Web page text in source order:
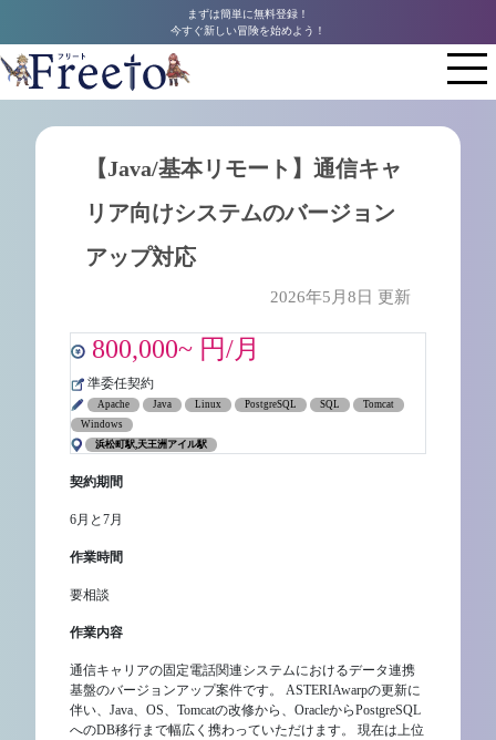
まずは簡単に無料登録！
今すぐ新しい冒険を始めよう！
【Java/基本リモート】通信キャ
リア向けシステムのバージョン
アップ対応
2026年5月8日 更新
800,000~ 円/月
準委任契約
Apache Java Linux PostgreSQL SQL
Tomcat
Windows
浜松町駅,天王洲アイル駅
契約期間
6月と7月
作業時間
要相談
作業内容
通信キャリアの固定電話関連システムにおけるデータ連携
基盤のバージョンアップ案件です。 ASTERIAwarpの更新に
伴い、Java、OS、Tomcatの改修から、OracleからPostgreSQL
へのDB移行まで幅広く携わっていただけます。 現在は上位